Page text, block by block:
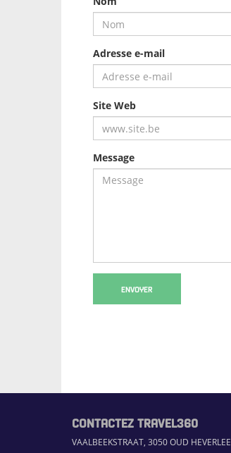
Adresse e-mail
Site Web
Message
ENVOYER
CONTACTEZ TRAVEL360
VAALBEEKSTRAAT, 3050 OUD HEVERLEE